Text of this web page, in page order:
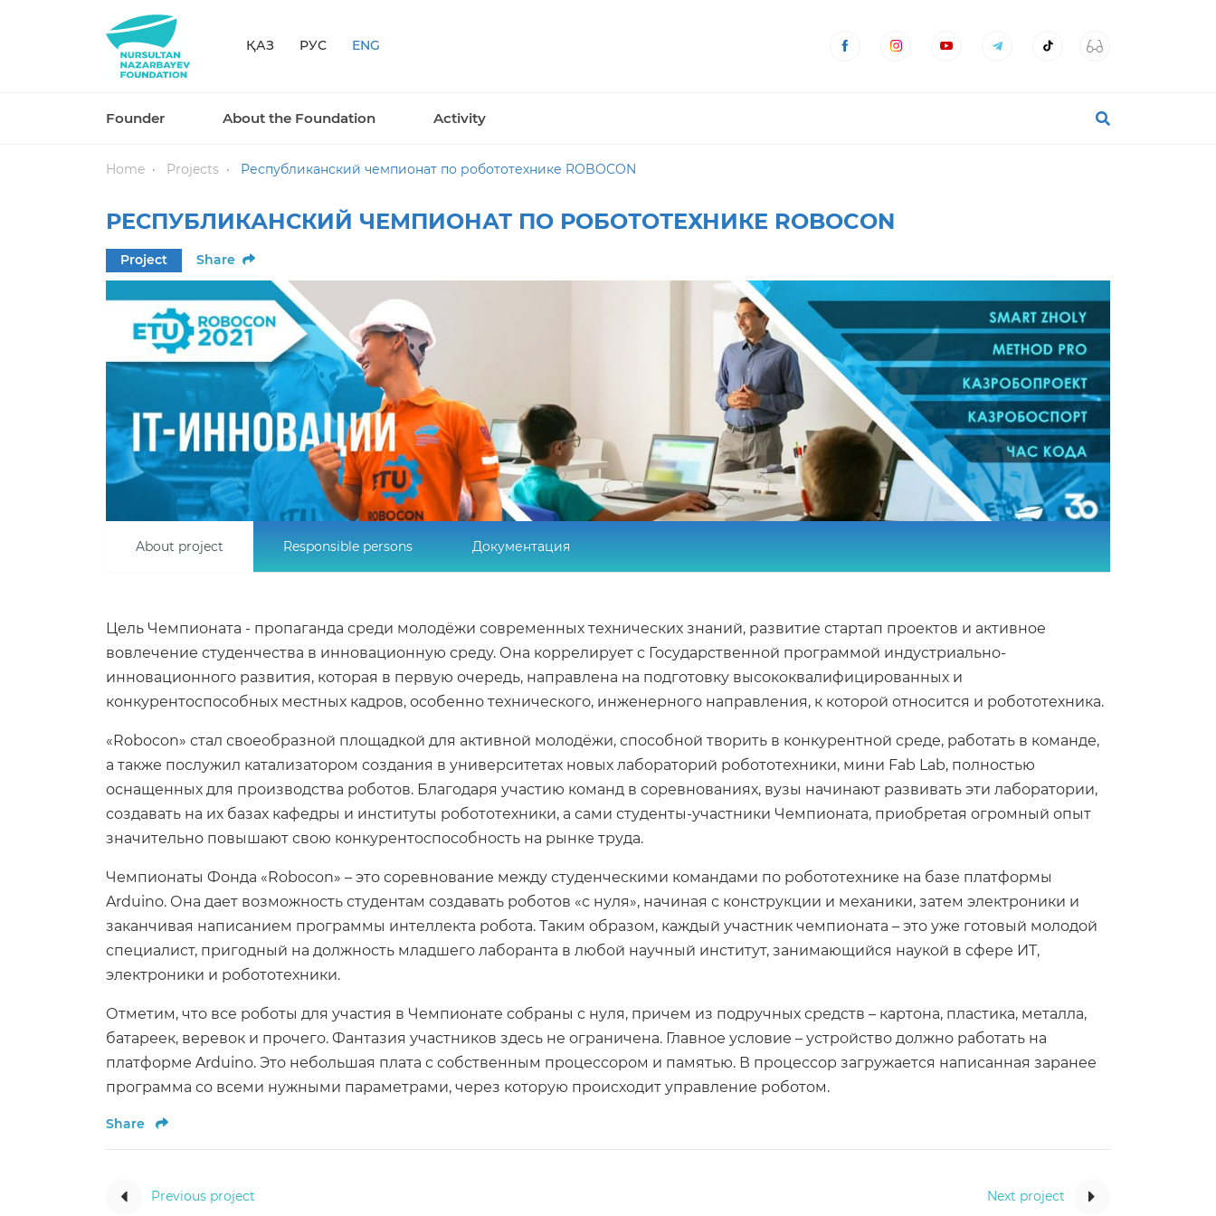
ҚАЗ РУС ENG
Founder About the Foundation Activity
Home Projects Республиканский чемпионат по робототехнике ROBOCON
РЕСПУБЛИКАНСКИЙ ЧЕМПИОНАТ ПО РОБОТОТЕХНИКЕ ROBOCON
Project Share
About project Responsible persons Документация
Цель Чемпионата - пропаганда среди молодёжи современных технических знаний, развитие стартап проектов и активное
вовлечение студенчества в инновационную среду. Она коррелирует с Государственной программой индустриально-
инновационного развития, которая в первую очередь, направлена на подготовку высококвалифицированных и
конкурентоспособных местных кадров, особенно технического, инженерного направления, к которой относится и робототехника.
«Robocon» стал своеобразной площадкой для активной молодёжи, способной творить в конкурентной среде, работать в команде,
а также послужил катализатором создания в университетах новых лабораторий робототехники, мини Fab Lab, полностью
оснащенных для производства роботов. Благодаря участию команд в соревнованиях, вузы начинают развивать эти лаборатории,
создавать на их базах кафедры и институты робототехники, а сами студенты-участники Чемпионата, приобретая огромный опыт
значительно повышают свою конкурентоспособность на рынке труда.
Чемпионаты Фонда «Robocon» – это соревнование между студенческими командами по робототехнике на базе платформы
Arduino. Она дает возможность студентам создавать роботов «с нуля», начиная с конструкции и механики, затем электроники и
заканчивая написанием программы интеллекта робота. Таким образом, каждый участник чемпионата – это уже готовый молодой
специалист, пригодный на должность младшего лаборанта в любой научный институт, занимающийся наукой в сфере ИТ,
электроники и робототехники.
Отметим, что все роботы для участия в Чемпионате собраны с нуля, причем из подручных средств – картона, пластика, металла,
батареек, веревок и прочего. Фантазия участников здесь не ограничена. Главное условие – устройство должно работать на
платформе Arduino. Это небольшая плата с собственным процессором и памятью. В процессор загружается написанная заранее
программа со всеми нужными параметрами, через которую происходит управление роботом.
Share
Previous project Next project